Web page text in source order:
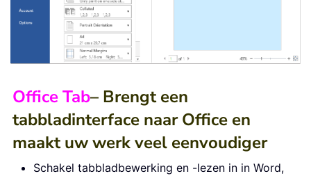
Office Tab– Brengt een
tabbladinterface naar Office en
maakt uw werk veel eenvoudiger
Schakel tabbladbewerking en -lezen in in Word,